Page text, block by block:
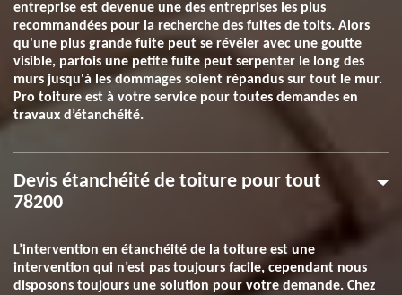
entreprise est devenue une des entreprises les plus
recommandées pour la recherche des fuites de toits. Alors
qu'une plus grande fuite peut se révéler avec une goutte
visible, parfois une petite fuite peut serpenter le long des
murs jusqu'à les dommages soient répandus sur tout le mur.
Pro toiture est à votre service pour toutes demandes en
travaux d’étanchéité.
Devis étanchéité de toiture pour tout
78200
L’intervention en étanchéité de la toiture est une
intervention qui n’est pas toujours facile, cependant nous
disposons toujours une solution pour votre demande. Chez